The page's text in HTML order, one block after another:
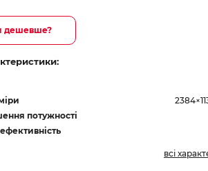
дешевше?
потужності
всі